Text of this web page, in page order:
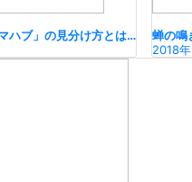
ハブ」の見分け方とは…
蝉の鳴
2018